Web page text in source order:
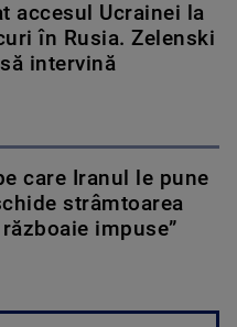
accesul Ucrainei la
în Rusia. Zelenski
intervină
care Iranul le pune
strâmtoarea
impuse”